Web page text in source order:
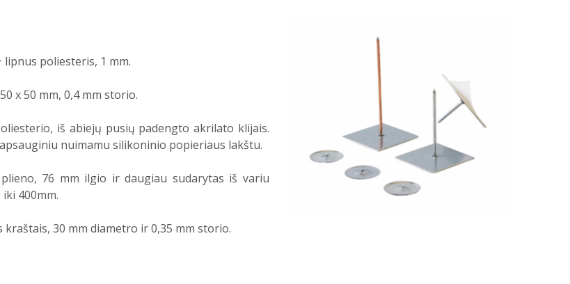
poliesteris, 1 mm.
x 50 mm, 0,4 mm storio.
iš abiejų pusių padengto akrilato klijais.
nuimamu silikoninio popieriaus lakštu.
76 mm ilgio ir daugiau sudarytas iš variu
400mm.
30 mm diametro ir 0,35 mm storio.